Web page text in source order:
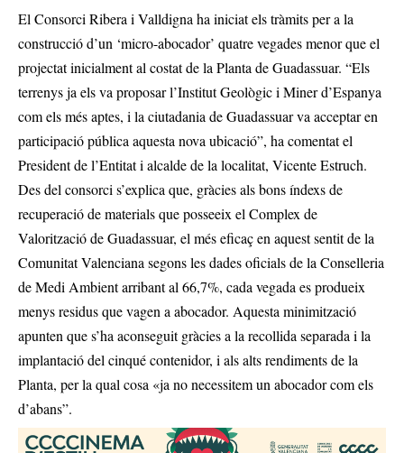
El Consorci Ribera i Valldigna ha iniciat els tràmits per a la
construcció d’un ‘micro-abocador’ quatre vegades menor que el
projectat inicialment al costat de la Planta de Guadassuar. “Els
terrenys ja els va proposar l’Institut Geològic i Miner d’Espanya
com els més aptes, i la ciutadania de Guadassuar va acceptar en
participació pública aquesta nova ubicació”, ha comentat el
President de l’Entitat i alcalde de la localitat, Vicente Estruch.
Des del consorci s’explica que, gràcies als bons índexs de
recuperació de materials que posseeix el Complex de
Valorització de Guadassuar, el més eficaç en aquest sentit de la
Comunitat Valenciana segons les dades oficials de la Conselleria
de Medi Ambient arribant al 66,7%, cada vegada es produeix
menys residus que vagen a abocador. Aquesta minimització
apunten que s’ha aconseguit gràcies a la recollida separada i la
implantació del cinqué contenidor, i als alts rendiments de la
Planta, per la qual cosa «ja no necessitem un abocador com els
d’abans”.